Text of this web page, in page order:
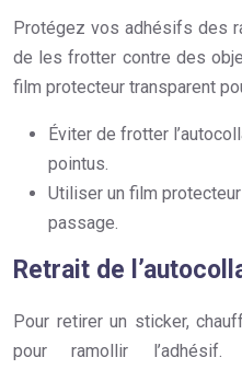
Protégez vos adhésifs des
de les frotter contre des
film protecteur transparent
Éviter de frotter
pointus.
Utiliser un film
passage.
Retrait de
Pour retirer un sticker,
pour ramollir